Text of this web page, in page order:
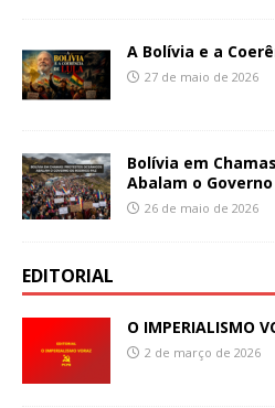
A Bolívia e a
27 de maio de 2026
Bolívia em
Abalam o
26 de maio de 2026
EDITORIAL
O IMPERIALISMO
2 de março de 2026